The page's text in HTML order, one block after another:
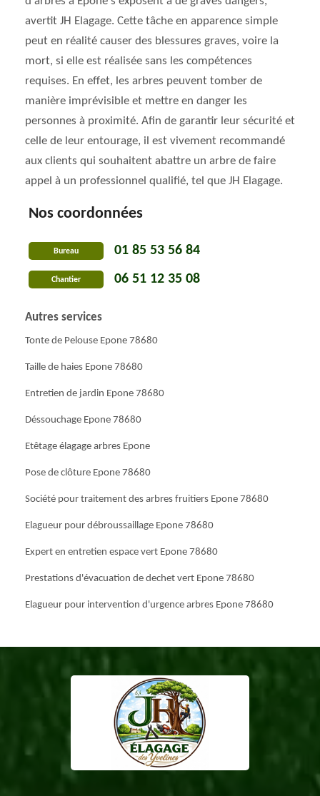
avertit JH Elagage. Cette tâche en apparence simple
peut en réalité causer des blessures graves, voire la
mort, si elle est réalisée sans les compétences
requises. En effet, les arbres peuvent tomber de
manière imprévisible et mettre en danger les
personnes à proximité. Afin de garantir leur sécurité et
celle de leur entourage, il est vivement recommandé
aux clients qui souhaitent abattre un arbre de faire
appel à un professionnel qualifié, tel que JH Elagage.
Nos coordonnées
Bureau 01 85 53 56 84
Chantier 06 51 12 35 08
Autres services
Tonte de Pelouse Epone 78680
Taille de haies Epone 78680
Entretien de jardin Epone 78680
Déssouchage Epone 78680
Etêtage élagage arbres Epone
Pose de clôture Epone 78680
Société pour traitement des arbres fruitiers Epone 78680
Elagueur pour débroussaillage Epone 78680
Expert en entretien espace vert Epone 78680
Prestations d'évacuation de dechet vert Epone 78680
Elagueur pour intervention d'urgence arbres Epone 78680